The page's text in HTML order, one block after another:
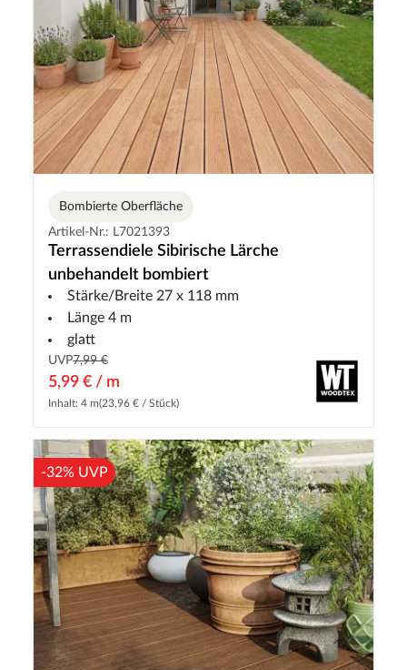
Bombierte Oberfläche
Artikel-Nr.: L7021393
Terrassendiele Sibirische Lärche
unbehandelt bombiert
Stärke/Breite 27 x 118 mm
Länge 4 m
glatt
UVP7,99 €
5,99 € / m
Inhalt: 4 m(23,96 € / Stück)
-32% UVP